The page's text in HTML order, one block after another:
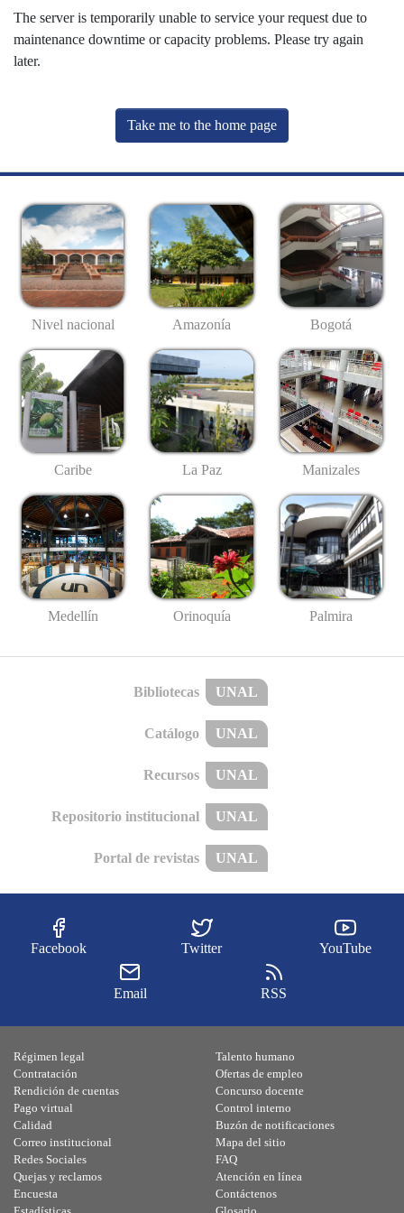
The server is temporarily unable to service your request due to
maintenance downtime or capacity problems. Please try again
later.
Take me to the home page
Nivel nacional Amazonía Bogotá
Caribe La Paz Manizales
Medellín Orinoquía Palmira
Bibliotecas UNAL
Catálogo UNAL
Recursos UNAL
Repositorio institucional UNAL
Portal de revistas UNAL
Facebook Twitter YouTube
Email RSS
Régimen legal
Contratación
Rendición de cuentas
Pago virtual
Calidad
Talento humano
Ofertas de empleo
Concurso docente
Control interno
Buzón de notificaciones
Correo institucional
Redes Sociales
Quejas y reclamos
Encuesta
Mapa del sitio
FAQ
Atención en línea
Contáctenos